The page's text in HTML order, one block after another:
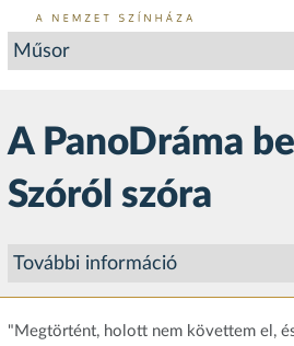
A PanoDráma
Szóról szóra
"Megtörtént, holott nem követtem el,